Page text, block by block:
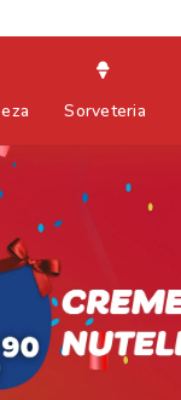
Sorveteria